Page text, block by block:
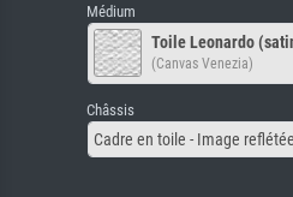
Médium
Toile Leonardo
(Canvas Venezia)
Châssis
Cadre en toile - Image